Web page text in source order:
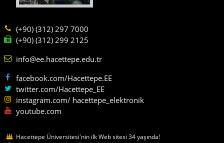
(+90) (312) 297 7000
(+90) (312) 299 2125
info@ee.hacettepe.edu.tr
facebook.com/Hacettepe.EE
twitter.com/Hacettepe_EE
instagram.com/ hacettepe_elektronik
youtube.com
Hacettepe Üniversitesi'nin ilk Web sitesi 34 yaşında!